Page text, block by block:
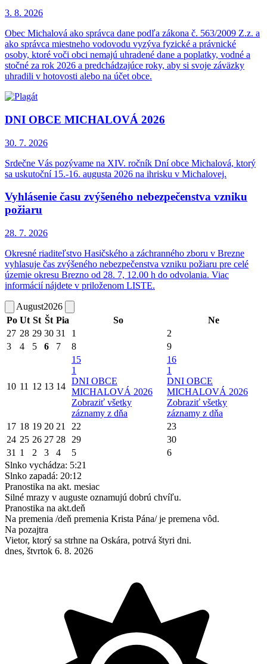
3. 8. 2026
Obec Michalová ako správca dane podľa zákona č. 563/2009 Z.z. a
ako správca miestneho vodovodu vyzýva fyzické a právnické
osoby, ktoré voči obci nemajú uhradené dane a poplatky, vodné a
stočné za rok 2026 a predchádzajúce roky, aby si svoje záväzky
uhradili v hotovosti alebo na účet obce.
DNI OBCE MICHALOVÁ 2026
30. 7. 2026
Srdečne Vás pozývame na XIV. ročník Dní obce Michalová, ktorý
sa uskutoční 15.-16. augusta 2026 na ihrisku v Michalovej.
Vyhlásenie času zvýšeného nebezpečenstva vzniku
požiaru
28. 7. 2026
Okresné riaditeľstvo Hasičského a záchranného zboru v Brezne
vyhlasuje čas zvýšeného nebezpečenstva vzniku požiaru pre celé
územie okresu Brezno od 28. 7, 12.00 h do odvolania. Viac
informácií nájdete v priloženom LISTE.
August2026
Po Ut St Št Pia So
Ne
27 28 29 30 31 1
2
3
4 5 6 7 8 9
10 11 12 13 14
15
1
DNI OBCE
MICHALOVÁ 2026
Zobraziť všetky
záznamy z dňa
16
1
DNI OBCE
MICHALOVÁ 2026
Zobraziť všetky
záznamy z dňa
17 18 19 20 21 22
23
24 25 26 27 28 29
30
31 1 2 3 4 5
6
Slnko vychádza: 5:21
Slnko zapadá: 20:12
Pranostika na akt. mesiac
Silné mrazy v auguste oznamujú dobrú chvíľu.
Pranostika na akt.deň
Na premenia /deň premenia Krista Pána/ je premena vôd.
Na pozajtra
Vietor, ktorý sa strhne na Oskára, potrvá štyri dni.
dnes, štvrtok 6. 8. 2026